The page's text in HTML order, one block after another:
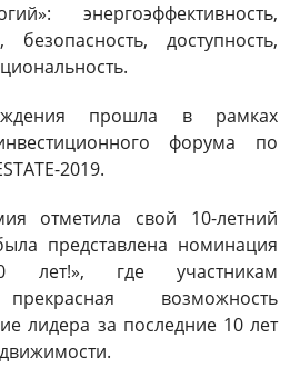
энергоэффективность,
доступность,
прошла в рамках
форума по
2019.
отметила свой 10-летний
представлена номинация
где участникам
возможность
лидера за последние 10 лет